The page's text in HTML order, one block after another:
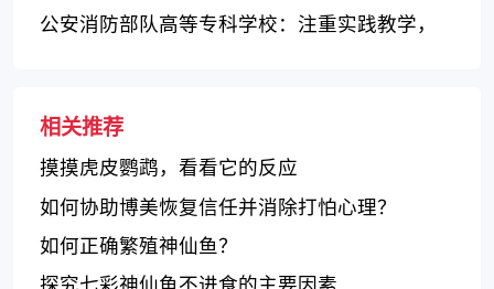
公安消防部队高等专科学校：注重实践教学，
相关推荐
摸摸虎皮鹦鹉，看看它的反应
如何协助博美恢复信任并消除打怕心理？
如何正确繁殖神仙鱼？
探究七彩神仙鱼不进食的主要因素